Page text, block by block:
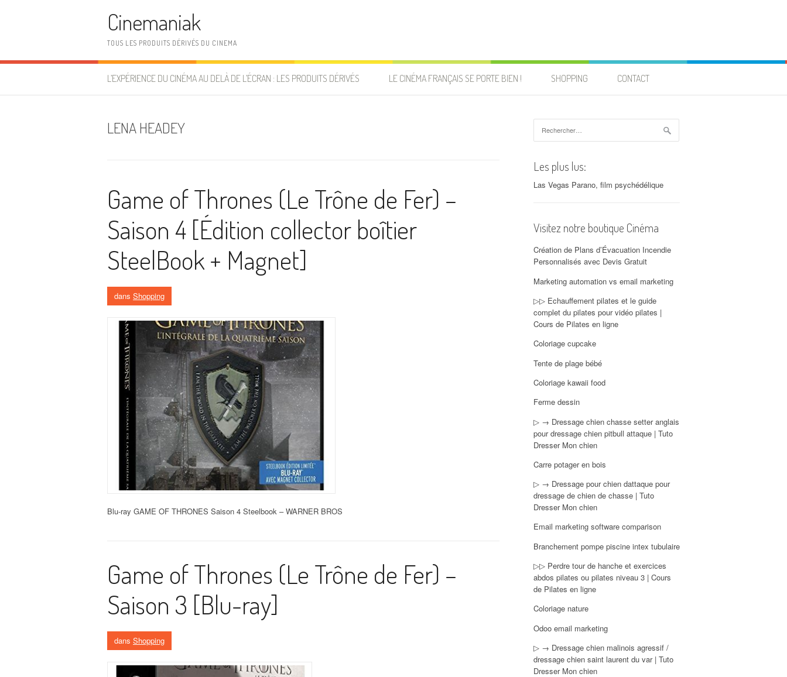
Cinemaniak
TOUS LES PRODUITS DÉRIVÉS DU CINEMA
L’EXPÉRIENCE DU CINÉMA AU DELÀ DE L’ÉCRAN : LES PRODUITS DÉRIVÉS LE CINÉMA FRANÇAIS SE PORTE BIEN ! SHOPPING CONTACT
LENA HEADEY
Game of Thrones (Le Trône de Fer) –
Saison 4 [Édition collector boîtier
SteelBook + Magnet]
dans Shopping
Blu-ray GAME OF THRONES Saison 4 Steelbook – WARNER BROS
Game of Thrones (Le Trône de Fer) –
Saison 3 [Blu-ray]
dans Shopping
Les plus lus:
Las Vegas Parano, film psychédélique
Visitez notre boutique Cinéma
Création de Plans d’Évacuation Incendie
Personnalisés avec Devis Gratuit
Marketing automation vs email marketing
▷▷ Echauffement pilates et le guide
complet du pilates pour vidéo pilates |
Cours de Pilates en ligne
Coloriage cupcake
Tente de plage bébé
Coloriage kawaii food
Ferme dessin
▷ → Dressage chien chasse setter anglais
pour dressage chien pitbull attaque | Tuto
Dresser Mon chien
Carre potager en bois
▷ → Dressage pour chien dattaque pour
dressage de chien de chasse | Tuto
Dresser Mon chien
Email marketing software comparison
Branchement pompe piscine intex tubulaire
▷▷ Perdre tour de hanche et exercices
abdos pilates ou pilates niveau 3 | Cours
de Pilates en ligne
Coloriage nature
Odoo email marketing
▷ → Dressage chien malinois agressif /
dressage chien saint laurent du var | Tuto
Dresser Mon chien